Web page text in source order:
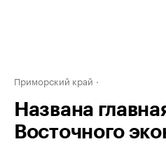
Приморский край
Названа
Восточного